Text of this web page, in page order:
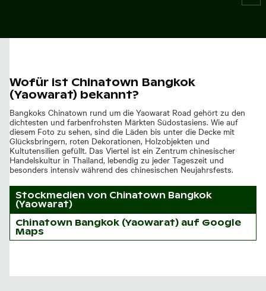
Wofür ist Chinatown Bangkok
(Yaowarat) bekannt?
Bangkoks Chinatown rund um die Yaowarat Road gehört zu den
dichtesten und farbenfrohsten Märkten Südostasiens. Wie auf
diesem Foto zu sehen, sind die Läden bis unter die Decke mit
Glücksbringern, roten Dekorationen, Holzobjekten und
Kultutensilien gefüllt. Das Viertel ist ein Zentrum chinesischer
Handelskultur in Thailand, lebendig zu jeder Tageszeit und
besonders intensiv während des chinesischen Neujahrsfests.
Stockmedien von Chinatown Bangkok
(Yaowarat)
Chinatown Bangkok (Yaowarat) auf Google
Maps